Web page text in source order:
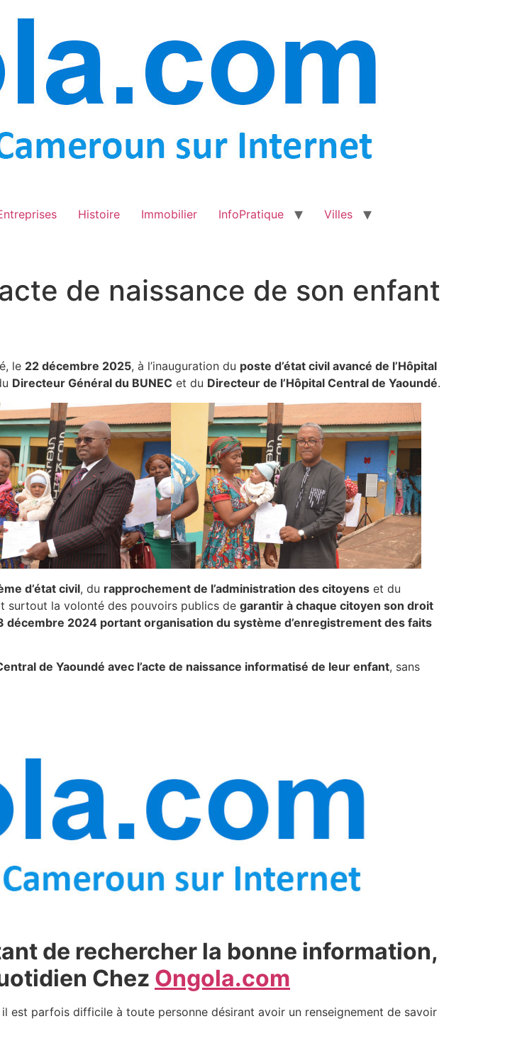
Histoire Immobilier InfoPratique
Villes
de naissance de son enfant
le 22 décembre 2025, à l’inauguration du poste d’état civil avancé de l’Hôpital
Directeur Général du BUNEC et du Directeur de l’Hôpital Central de Yaoundé.
d’état civil, du rapprochement de l’administration des citoyens et du
surtout la volonté des pouvoirs publics de garantir à chaque citoyen son droit
décembre 2024 portant organisation du système d’enregistrement des faits
de Yaoundé avec l’acte de naissance informatisé de leur enfant, sans
de rechercher la bonne information,
Chez Ongola.com
est parfois difficile à toute personne désirant avoir un renseignement de savoir